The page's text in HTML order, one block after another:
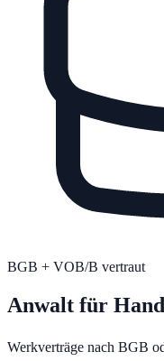
BGB + VOB/B vertraut
Anwalt für
Werkverträge nach BGB